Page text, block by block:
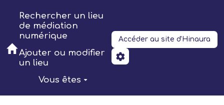
Aller au contenu principal
Rechercher un lieu
de médiation
numérique
Ajouter ou modifier
un lieu
Vous êtes
Accéder au site d'Hinaura